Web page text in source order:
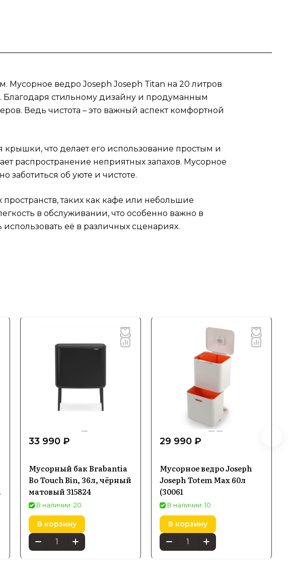
образом,
Joseph Joseph
Мусорное ведро Joseph Joseph Titan на 20 литров
Благодаря стильному дизайну и продуманным
Ведь чистота – это важный аспект комфортной
что делает его использование простым и
распространение неприятных запахов. Мусорное
об уюте и чистоте.
таких как кафе или небольшие
в обслуживании, что особенно важно в
её в различных сценариях.
33 990 ₽
Мусорный бак Brabantia
Bo Touch Bin, 36л, чёрный
матовый 315824
В наличии: 20
В корзину
29 990 ₽
Мусорное ведро Joseph
Joseph Totem Max 60л
(30061
В наличии: 10
В корзину